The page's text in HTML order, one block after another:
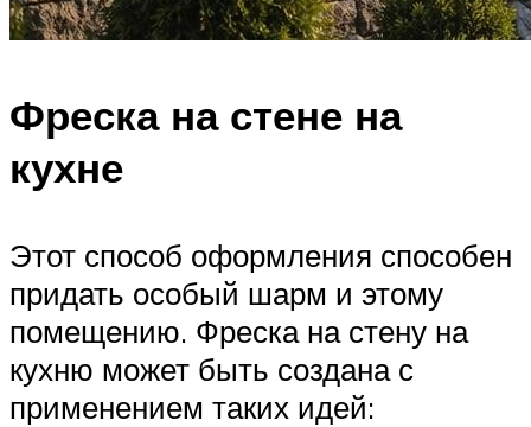
Фреска на стене на
кухне
Этот способ оформления способен
придать особый шарм и этому
помещению. Фреска на стену на
кухню может быть создана с
применением таких идей: